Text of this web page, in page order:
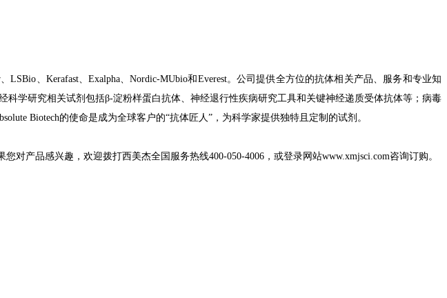
、LSBio、 Kerafast、 Exalpha、Nordic-MUbio和 Everest。公司提供全方位的抗体相关产品、服务和专业知
科学研究相关试剂包括β-淀粉样蛋白抗体、神经退行性疾病研究工具和关键神经递质受体抗体等；病毒
Biotech的使命是成为全球客户的“抗体匠人” ，为科学家提供独特且定制的试剂。
对产品感兴趣，欢迎拨打西美杰全国服务热线400-050-4006 ，或登录网站www.xmjsci.com咨询订购。